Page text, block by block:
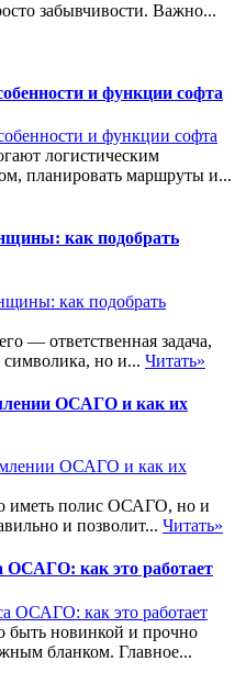
забывчивости. Важно...
и функции софта
логистическим
планировать маршруты и...
как подобрать
— ответственная задача,
символика, но и... Читать»
ОСАГО и как их
иметь полис ОСАГО, но и
и позволит... Читать»
ОСАГО: как это работает
быть новинкой и прочно
бланком. Главное...